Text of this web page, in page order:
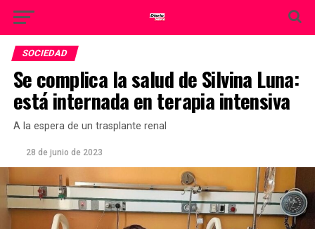
SOCIEDAD
Se complica la salud de Silvina Luna:
está internada en terapia intensiva
A la espera de un trasplante renal
28 de junio de 2023